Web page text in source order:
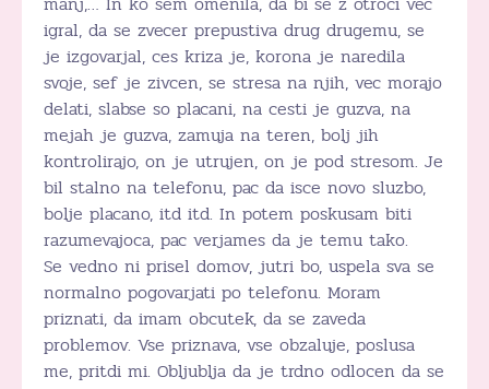
igral, da se zvecer prepustiva drug drugemu, se
je izgovarjal, ces kriza je, korona je naredila
svoje, sef je zivcen, se stresa na njih, vec morajo
delati, slabse so placani, na cesti je guzva, na
mejah je guzva, zamuja na teren, bolj jih
kontrolirajo, on je utrujen, on je pod stresom. Je
bil stalno na telefonu, pac da isce novo sluzbo,
bolje placano, itd itd. In potem poskusam biti
razumevajoca, pac verjames da je temu tako.
Se vedno ni prisel domov, jutri bo, uspela sva se
normalno pogovarjati po telefonu. Moram
priznati, da imam obcutek, da se zaveda
problemov. Vse priznava, vse obzaluje, poslusa
me, pritdi mi. Obljublja da je trdno odlocen da se